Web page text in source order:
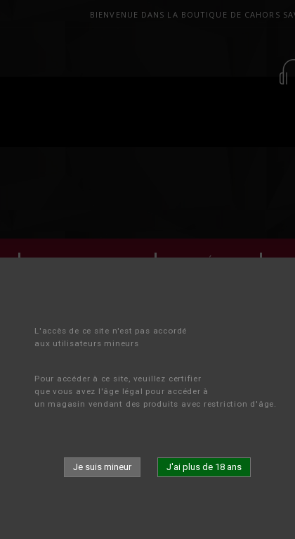
BIENVENUE DANS LA BOUTIQUE DE CAHORS
L'accès de ce site n'est pas accordé
aux utilisateurs mineurs
Pour accéder à ce site, veuillez certifier
que vous avez l'âge légal pour accéder à
un magasin vendant des produits avec restriction d'âge.
Je suis mineur J'ai plus de 18 ans
COFFRETS CADEAUX LES APÉRITIFS LE
ET NOS PARTENAIRES
Il y a 5 produits.